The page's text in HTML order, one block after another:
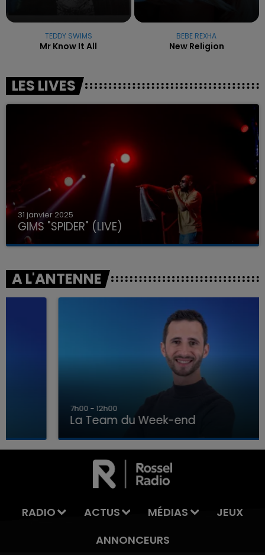
LA TEAM DU WEEK-END
TEDDY SWIMS
Mr Know It All
BEBE REXHA
New Religion
LES LIVES
31 janvier 2025
GIMS "SPIDER" (LIVE)
A L'ANTENNE
La Team du Week-end
RADIO ACTUS MÉDIAS
JEUX
ANNONCEURS